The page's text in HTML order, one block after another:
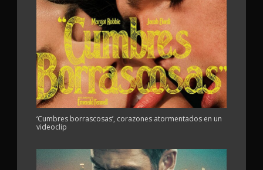
‘Cumbres borrascosas’, corazones atormentados en un
videoclip